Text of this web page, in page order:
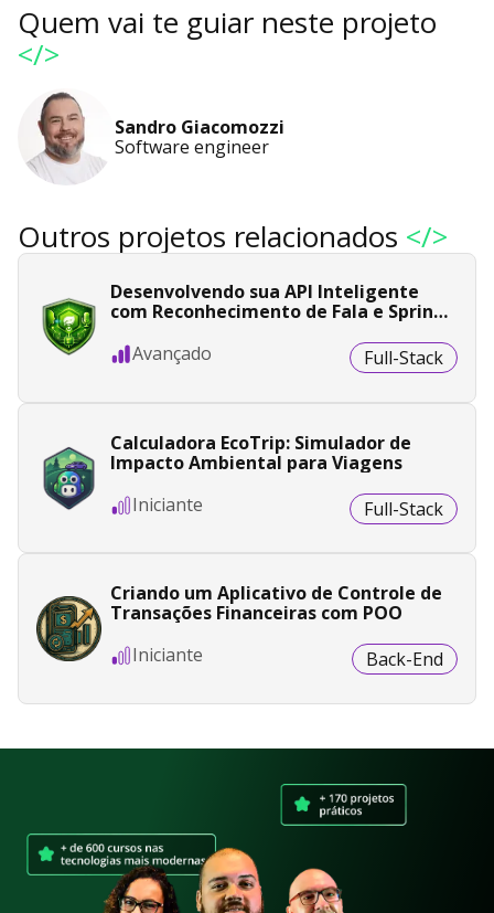
Quem vai te guiar neste projeto
</>
Sandro Giacomozzi
Software engineer
Outros projetos relacionados </>
Desenvolvendo sua API Inteligente
com Reconhecimento de Fala e Spring
Avançado
Full-Stack
Calculadora EcoTrip: Simulador de
Impacto Ambiental para Viagens
Iniciante
Full-Stack
Criando um Aplicativo de Controle de
Transações Financeiras com POO
Iniciante
Back-End